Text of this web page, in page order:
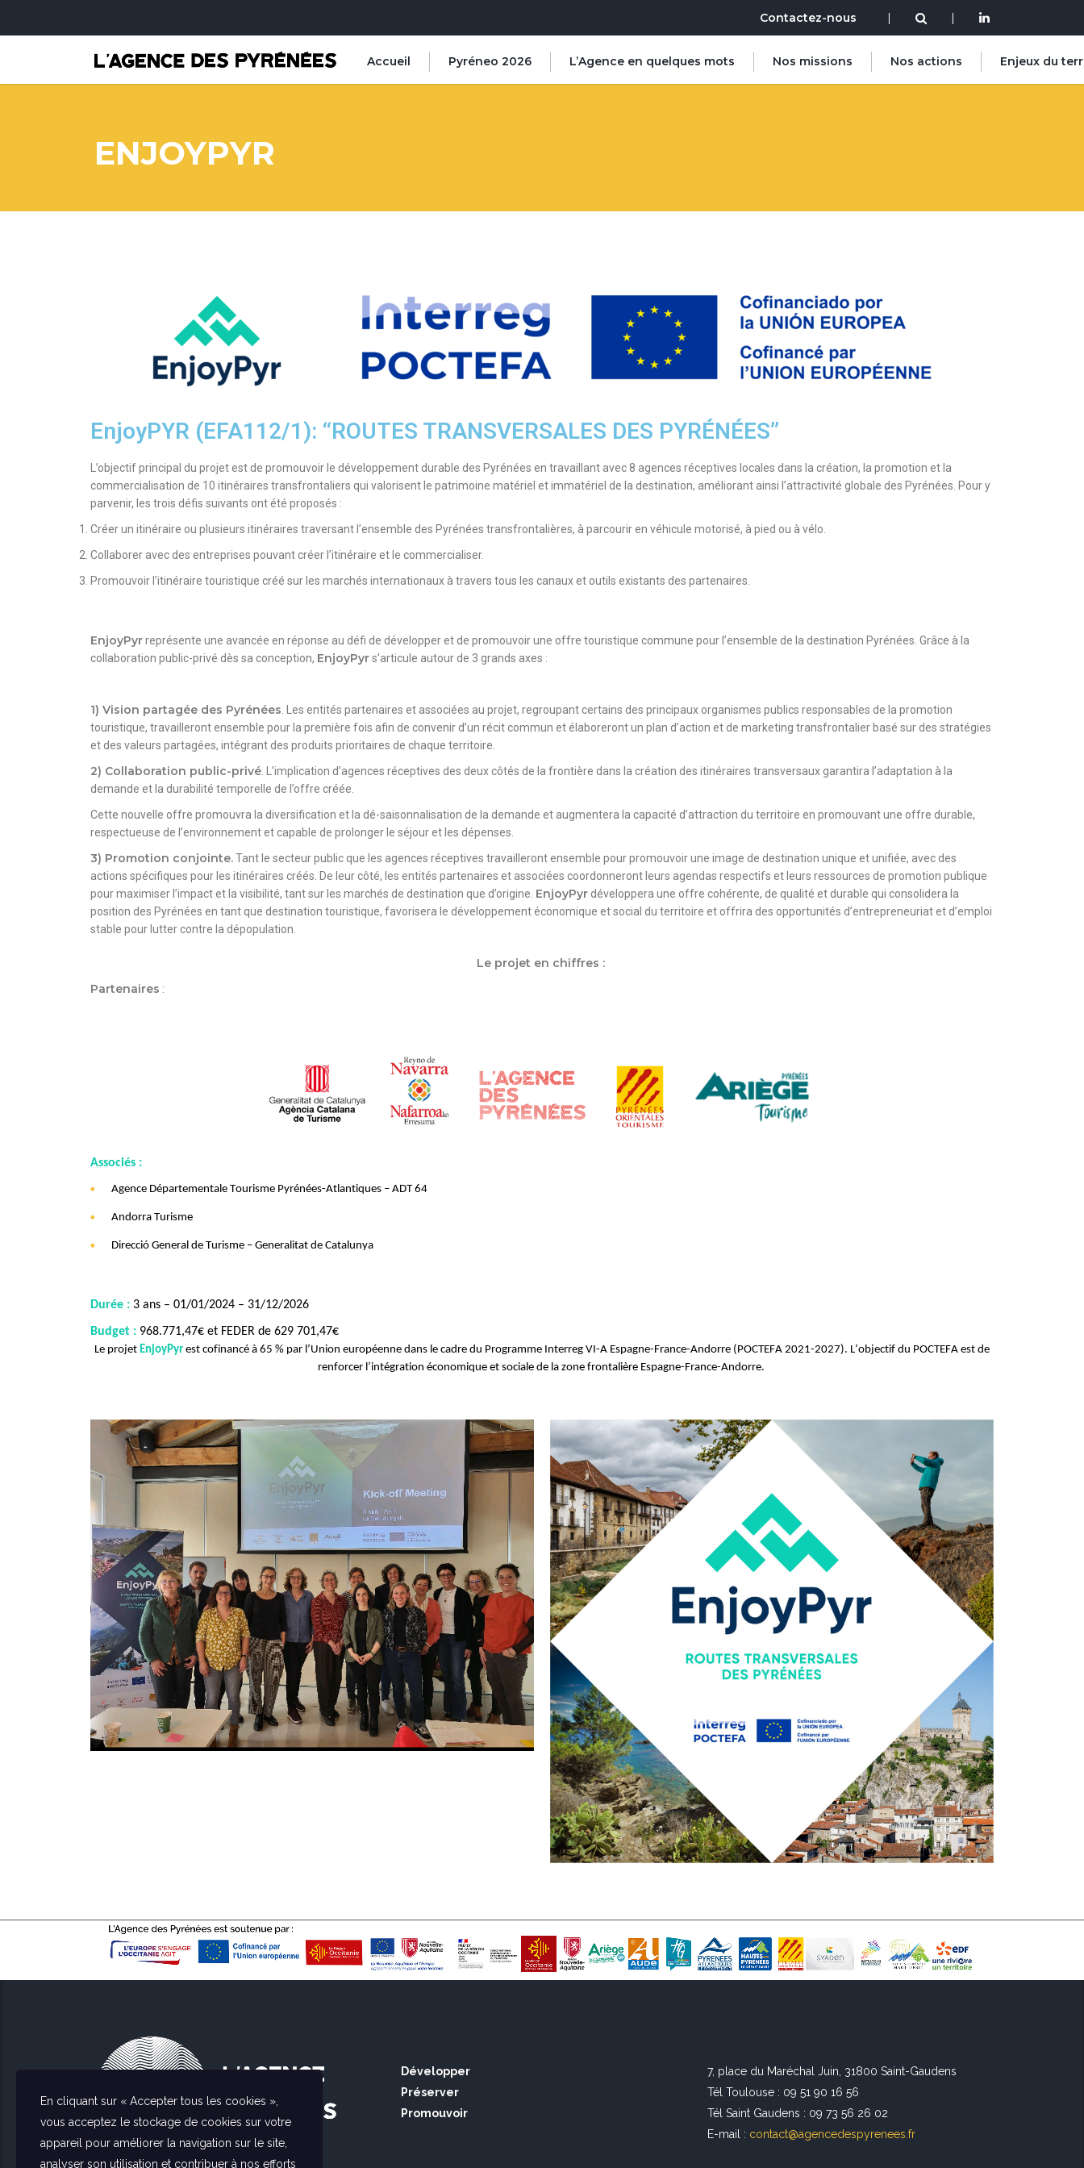
Contactez-nous | |
Accueil Pyréneo 2026 L’Agence en quelques mots Nos missions Nos actions Enjeux du
ENJOYPYR
EnjoyPYR (EFA112/1): “ROUTES TRANSVERSALES DES PYRÉNÉES”
L’objectif principal du projet est de promouvoir le développement durable des Pyrénées en travaillant avec 8 agences réceptives locales dans la création, la promotion et la
commercialisation de 10 itinéraires transfrontaliers qui valorisent le patrimoine matériel et immatériel de la destination, améliorant ainsi l’attractivité globale des Pyrénées. Pour y
parvenir, les trois défis suivants ont été proposés :
Créer un itinéraire ou plusieurs itinéraires traversant l’ensemble des Pyrénées transfrontalières, à parcourir en véhicule motorisé, à pied ou à vélo.
Collaborer avec des entreprises pouvant créer l’itinéraire et le commercialiser.
Promouvoir l’itinéraire touristique créé sur les marchés internationaux à travers tous les canaux et outils existants des partenaires.
EnjoyPyrreprésente une avancée en réponse au défi de développer et de promouvoir une offre touristique commune pour l’ensemble de la destination Pyrénées. Grâce à la
collaboration public-privé dès sa conception, EnjoyPyrs’articule autour de 3 grands axes :
1) Vision partagée des Pyrénées . Les entités partenaires et associées au projet, regroupant certains des principaux organismes publics responsables de la promotion
touristique, travailleront ensemble pour la première fois afin de convenir d’un récit commun et élaboreront un plan d’action et de marketing transfrontalier basé sur des stratégies
et des valeurs partagées, intégrant des produits prioritaires de chaque territoire.
2) Collaboration public-privé . L’implication d’agences réceptives des deux côtés de la frontière dans la création des itinéraires transversaux garantira l’adaptation à la
demande et la durabilité temporelle de l’offre créée.
Cette nouvelle offre promouvra la diversification et la dé-saisonnalisation de la demande et augmentera la capacité d’attraction du territoire en promouvant une offre durable,
respectueuse de l’environnement et capable de prolonger le séjour et les dépenses.
3) Promotion conjointe.Tant le secteur public que les agences réceptives travailleront ensemble pour promouvoir une image de destination unique et unifiée, avec des
actions spécifiques pour les itinéraires créés. De leur côté, les entités partenaires et associées coordonneront leurs agendas respectifs et leurs ressources de promotion publique
pour maximiser l’impact et la visibilité, tant sur les marchés de destination que d’origine. EnjoyPyr développera une offre cohérente, de qualité et durable qui consolidera la
position des Pyrénées en tant que destination touristique, favorisera le développement économique et social du territoire et offrira des opportunités d’entrepreneuriat et d’emploi
stable pour lutter contre la dépopulation.
Le projet en chiffres :
Partenaires :
Associés :
Agence Départementale Tourisme Pyrénées-Atlantiques – ADT 64
Andorra Turisme
Direcció General de Turisme – Generalitat de Catalunya
Durée : 3 ans – 01/01/2024 – 31/12/2026
Budget : 968.771,47€ et FEDER de 629 701,47€
Le projet EnjoyPyr est cofinancé à 65 % par l’Union européenne dans le cadre du Programme Interreg VI-A Espagne-France-Andorre (POCTEFA 2021-2027). L’objectif du POCTEFA est de
renforcer l’intégration économique et sociale de la zone frontalière Espagne-France-Andorre.
Développer
Préserver
Promouvoir
7, place du Maréchal Juin, 31800 Saint-Gaudens
Tél Toulouse : 09 51 90 16 56
Tél Saint Gaudens : 09 73 56 26 02
E-mail : contact@agencedespyrenees.fr
En cliquant sur « Accepter tous les cookies »,
vous acceptez le stockage de cookies sur votre
appareil pour améliorer la navigation sur le site,
analyser son utilisation et contribuer à nos efforts